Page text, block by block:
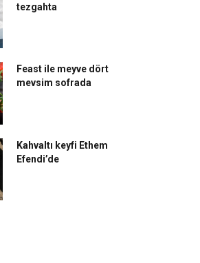
tezgahta
Feast ile meyve dört
mevsim sofrada
Kahvaltı keyfi Ethem
Efendi’de